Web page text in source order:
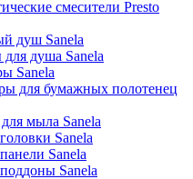
смесители Presto
душ Sanela
душа Sanela
Sanela
для бумажных полотенец
мыла Sanela
Sanela
Sanela
Sanela